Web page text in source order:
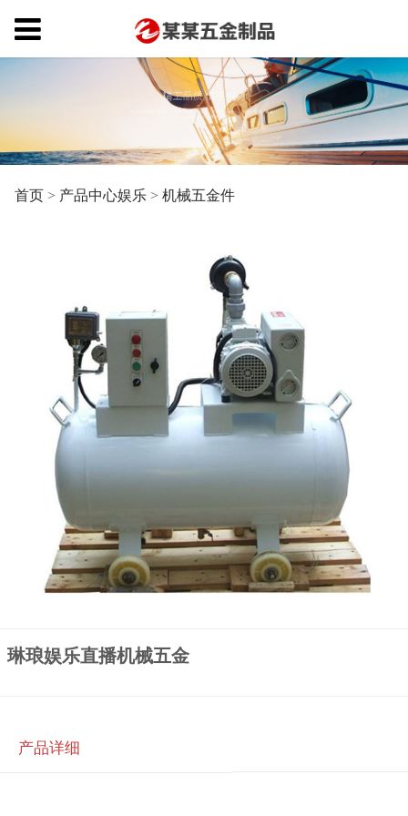
首页> 产品中心娱乐> 机械五金件
琳琅娱乐直播机械五金
产品详细